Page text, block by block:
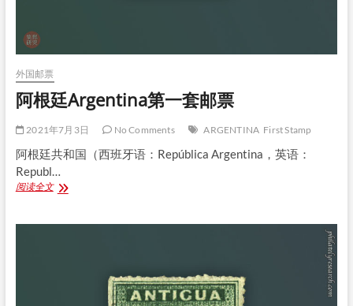
外国邮票
阿根廷Argentina第一套邮票
2021年7月3日 No Comments ARGENTINA First Stamp
阿根廷共和国（西班牙语：República Argentina，英语：
Republ…
阅读全文阿